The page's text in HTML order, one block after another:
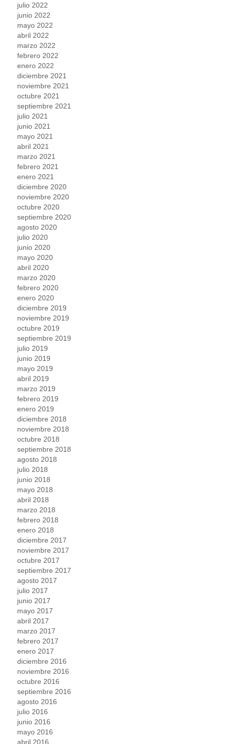
julio 2022
junio 2022
mayo 2022
abril 2022
marzo 2022
febrero 2022
enero 2022
diciembre 2021
noviembre 2021
octubre 2021
septiembre 2021
julio 2021
junio 2021
mayo 2021
abril 2021
marzo 2021
febrero 2021
enero 2021
diciembre 2020
noviembre 2020
octubre 2020
septiembre 2020
agosto 2020
julio 2020
junio 2020
mayo 2020
abril 2020
marzo 2020
febrero 2020
enero 2020
diciembre 2019
noviembre 2019
octubre 2019
septiembre 2019
julio 2019
junio 2019
mayo 2019
abril 2019
marzo 2019
febrero 2019
enero 2019
diciembre 2018
noviembre 2018
octubre 2018
septiembre 2018
agosto 2018
julio 2018
junio 2018
mayo 2018
abril 2018
marzo 2018
febrero 2018
enero 2018
diciembre 2017
noviembre 2017
octubre 2017
septiembre 2017
agosto 2017
julio 2017
junio 2017
mayo 2017
abril 2017
marzo 2017
febrero 2017
enero 2017
diciembre 2016
noviembre 2016
octubre 2016
septiembre 2016
agosto 2016
julio 2016
junio 2016
mayo 2016
abril 2016